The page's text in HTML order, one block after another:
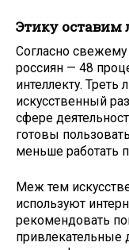
Этику
Согласно
россиян — 48
интеллекту. Треть
искусственный
сфере
готовы
меньше работать
Меж тем
используют
рекомендовать
привлекательные